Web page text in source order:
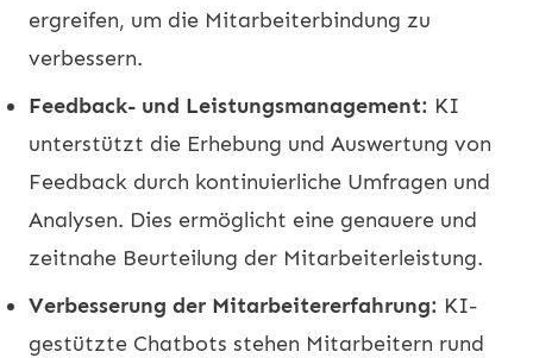
ergreifen, um die Mitarbeiterbindung zu
verbessern.
Feedback- und Leistungsmanagement: KI
unterstützt die Erhebung und Auswertung von
Feedback durch kontinuierliche Umfragen und
Analysen. Dies ermöglicht eine genauere und
zeitnahe Beurteilung der Mitarbeiterleistung.
Verbesserung der Mitarbeitererfahrung: KI-
gestützte Chatbots stehen Mitarbeitern rund